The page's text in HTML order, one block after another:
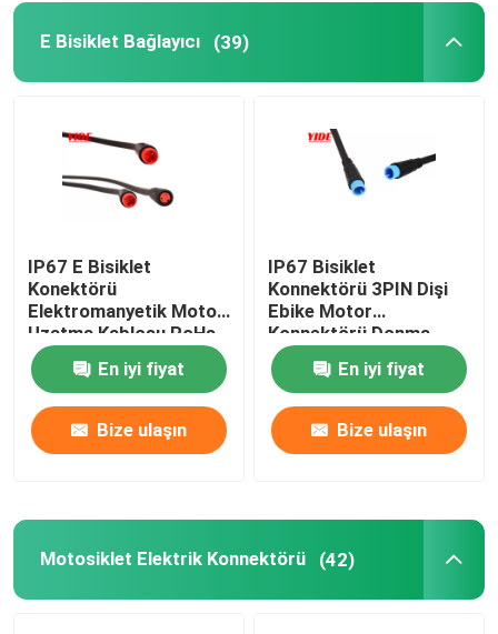
E Bisiklet Bağlayıcı (39)
IP67 E Bisiklet
Konektörü
Elektromanyetik Motor
Uzatma Kablosu RoHs
En iyi fiyat
Bize ulaşın
IP67 Bisiklet
Konnektörü 3PIN Dişi
Ebike Motor
Konnektörü Donma
Provası
En iyi fiyat
Bize ulaşın
Motosiklet Elektrik Konnektörü (42)